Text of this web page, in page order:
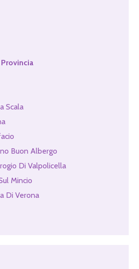
Scala
Buon Albergo
Di Valpolicella
Mincio
Di Verona